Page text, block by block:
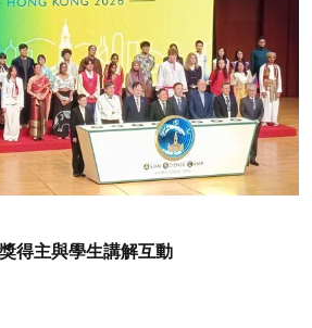
得主與學生講解互動